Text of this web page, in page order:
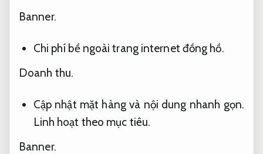
Banner.
Chi phí bề ngoài trang internet đồng hồ.
Doanh thu.
Cập nhật mặt hàng và nội dung nhanh gọn.
Linh hoạt theo mục tiêu.
Banner.